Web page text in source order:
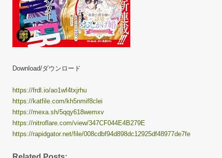
Download/ダウンロード
https://frdl.io/ao1wf4txjrhu
https://katfile.com/kh5nmif8clei
https://mexa.sh/5qqy618wemxv
https://nitroflare.com/view/347CF044E4B279E
https://rapidgator.net/file/008cdbf94d898dc12925df48977de7fe